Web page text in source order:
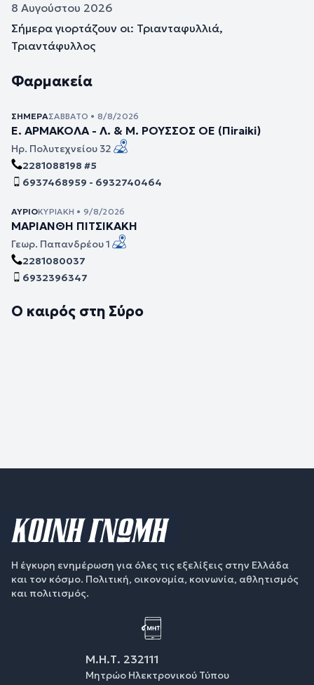
8 Αυγούστου 2026
Σήμερα γιορτάζουν οι: Τριανταφυλλιά,
Τριαντάφυλλος
Φαρμακεία
ΣΉΜΕΡΑΣΆΒΒΑΤΟ • 8/8/2026
Ε. ΑΡΜΑΚΟΛΑ - Λ. & Μ. ΡΟΥΣΣΟΣ ΟΕ (Πiraiki)
Ηρ. Πολυτεχνείου 32
2281088198 #5
6937468959 - 6932740464
ΑΎΡΙΟΚΥΡΙΑΚΉ • 9/8/2026
ΜΑΡΙΑΝΘΗ ΠΙΤΣΙΚΑΚΗ
Γεωρ. Παπανδρέου 1
2281080037
6932396347
Ο καιρός στη Σύρο
Η έγκυρη ενημέρωση για όλες τις εξελίξεις στην Ελλάδα
και τον κόσμο. Πολιτική, οικονομία, κοινωνία, αθλητισμός
και πολιτισμός.
Μ.Η.Τ. 232111
Μητρώο Ηλεκτρονικού Τύπου